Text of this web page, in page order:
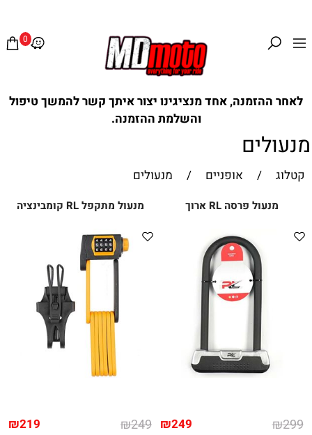
0
לאחר ההזמנה, אחד מנציגינו יצור איתך קשר להמשך טיפול
והשלמת ההזמנה.
מנעולים
קטלוג / אופניים / מנעולים
מנעול פרסה RL ארוך
₪299
₪249
מנעול מתקפל RL קומבינציה
₪249
₪219